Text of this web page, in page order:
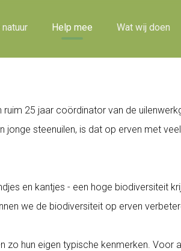
Help mee Wat wij doen
25 jaar coördinator van de
steenuilen, is dat op erven met
en kantjes - een hoge biodiversiteit
we de biodiversiteit op erven
hun eigen typische kenmerken. Voor